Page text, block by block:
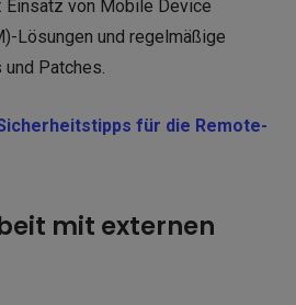
Einsatz von Mobile Device
Lösungen und regelmäßige
Patches.
für die Remote-
mit externen